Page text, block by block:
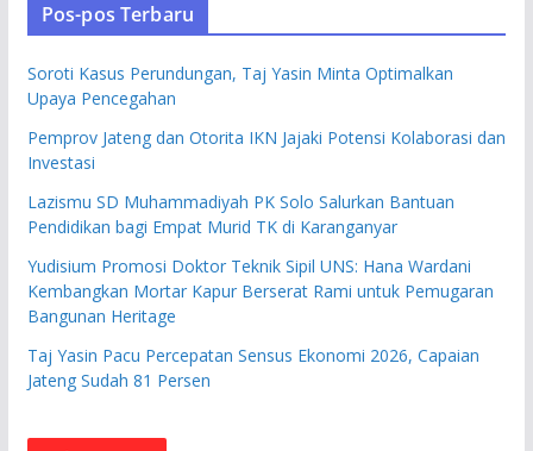
Pos-pos Terbaru
Soroti Kasus Perundungan, Taj Yasin Minta Optimalkan
Upaya Pencegahan
Pemprov Jateng dan Otorita IKN Jajaki Potensi Kolaborasi dan
Investasi
Lazismu SD Muhammadiyah PK Solo Salurkan Bantuan
Pendidikan bagi Empat Murid TK di Karanganyar
Yudisium Promosi Doktor Teknik Sipil UNS: Hana Wardani
Kembangkan Mortar Kapur Berserat Rami untuk Pemugaran
Bangunan Heritage
Taj Yasin Pacu Percepatan Sensus Ekonomi 2026, Capaian
Jateng Sudah 81 Persen